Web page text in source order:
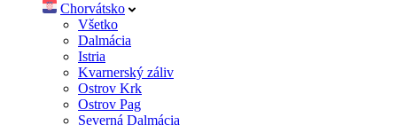
Chorvátsko
Všetko
Dalmácia
Istria
Kvarnerský záliv
Ostrov Krk
Ostrov Pag
Severná Dalmácia